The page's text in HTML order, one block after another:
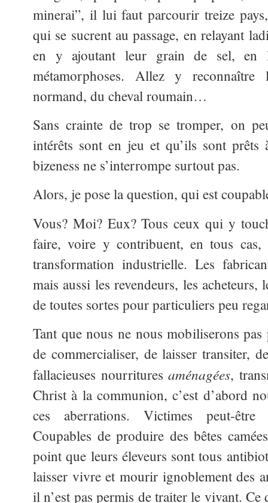
minerai”, il lui faut parcourir treize
qui se sucrent au passage, en relayant
en y ajoutant leur grain de sel, en
métamorphoses. Allez y
normand, du cheval roumain…
Sans crainte de trop se tromper, on
intérêts sont en jeu et qu’ils sont
bizeness ne s’interrompe surtout pas.
Alors, je pose la question, qui est
Vous? Moi? Eux? Tous ceux qui y
faire, voire y contribuent, en tous
transformation industrielle. Les
mais aussi les revendeurs, les acheteurs,
de toutes sortes pour particuliers peu
Tant que nous ne nous mobiliserons
de commercialiser, de laisser transiter,
fallacieuses nourrituresaménagées,
Christ à la communion, c’est d’abord
ces aberrations. Victimes peut-
Coupables de produire des bêtes
point que leurs éleveurs sont tous
laisser vivre et mourir ignoblement des
il n’est pas permis de traiter le vivant.